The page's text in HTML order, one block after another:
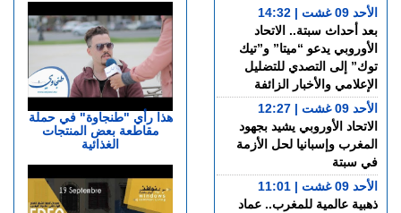
هذا رأي "طنجاوة" في حملة
مقاطعة بعض المنتجات
الغذائية
الأحد 09 غشت | 14:32
بعد أحداث سبتة.. الاتحاد
الأوروبي يدعو “ميتا” و”تيك
توك” إلى التصدي للتضليل
الإعلامي والأخبار الزائفة
الأحد 09 غشت | 12:27
الاتحاد الأوروبي يشيد بجهود
المغرب وإسبانيا لحل الأزمة
في سبتة
الأحد 09 غشت | 11:01
ذهبية عالمية للمغرب.. عماد